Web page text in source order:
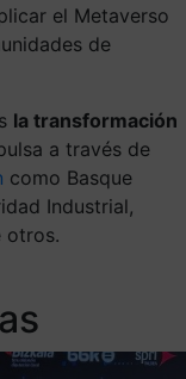
el Metaverso
de
la transformación
a través de
como Basque
Industrial,
otros.